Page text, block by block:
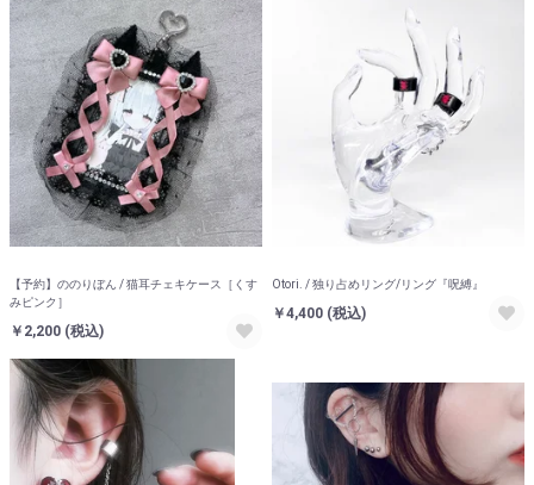
【予約】ののりぼん / 猫耳チェキケース［くす
みピンク］
￥2,200 (税込)
Otori. / 独り占めリング/リング『呪縛』
￥4,400 (税込)